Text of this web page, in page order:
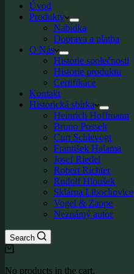
Úvod
Produkty
Nabídka
Doprava a platba
O Nás
Historie společnosti
Historie produktu
Certifikace
Kontakt
Historická sbírka
Heinrich Hoffmann
Bruno Posselt
Curt Schlevogt
František Halama
Josef Riedel
Robert Richter
Rudolf Hloušek
Sklárna Libochovice
Vogel & Zappe
Neznámý autor
Search
Shopping
No products in the cart.